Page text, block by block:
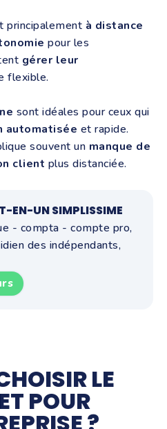
principalement à distance
pour les
gérer leur
flexible.
sont idéales pour ceux qui
automatisée et rapide.
souvent un manque de
client plus distanciée.
EN-UN SIMPLISSIME
- compta - compte pro,
des indépendants,
LE
POUR